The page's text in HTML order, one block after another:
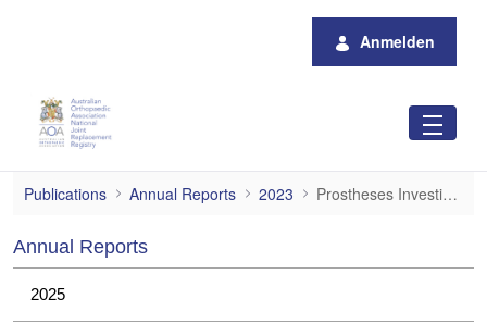
Anmelden
Prostheses Investigations
Publications Annual Reports 2023 Prostheses Investigations
Annual Reports
2025